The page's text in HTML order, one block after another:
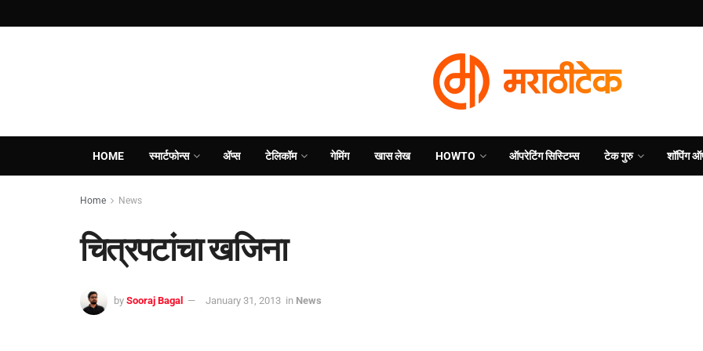
HOME स्मार्टफोन्स ॲप्स टेलिकॉम गेमिंग खास लेख HOWTO ऑपरेटिंग सिस्टिम्स टेक गुरु शॉपिंग
Home News
चित्रपटांचा खजिना
by Sooraj Bagal January 31, 2013 in News